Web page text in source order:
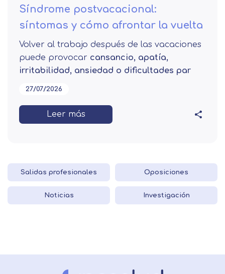
Síndrome postvacacional:
síntomas y cómo afrontar la vuelta
Volver al trabajo después de las vacaciones
puede provocar cansancio, apatía,
irritabilidad, ansiedad o dificultades par
27/07/2026
Leer más
Salidas profesionales Oposiciones
Noticias Investigación